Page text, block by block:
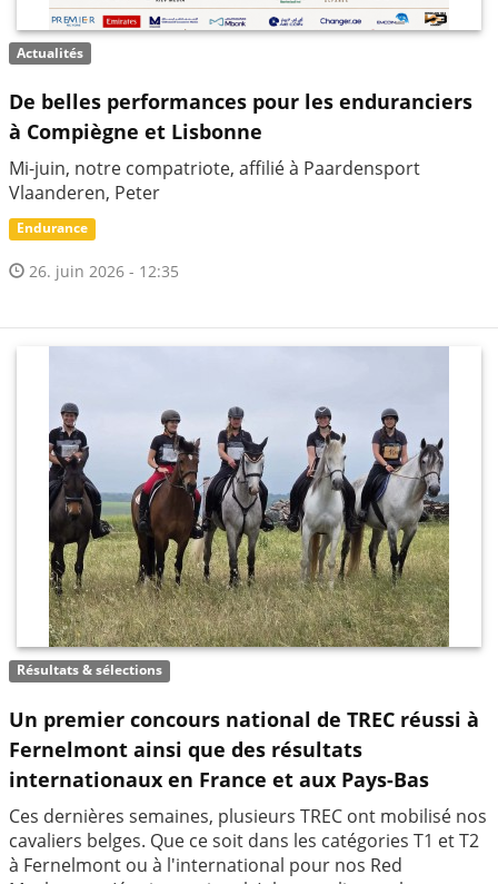
Actualités
De belles performances pour les enduranciers
à Compiègne et Lisbonne
Mi-juin, notre compatriote, affilié à Paardensport
Vlaanderen, Peter
Endurance
26. juin 2026 - 12:35
Résultats & sélections
Un premier concours national de TREC réussi à
Fernelmont ainsi que des résultats
internationaux en France et aux Pays-Bas
Ces dernières semaines, plusieurs TREC ont mobilisé nos
cavaliers belges. Que ce soit dans les catégories T1 et T2
à Fernelmont ou à l'international pour nos Red